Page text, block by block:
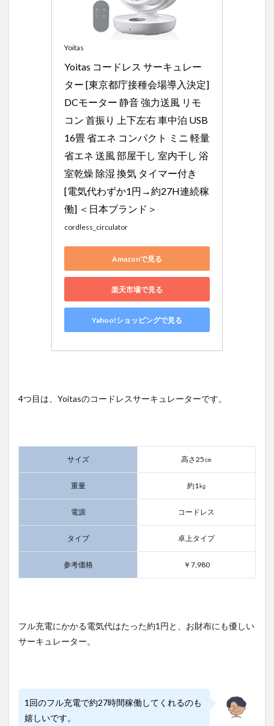
Yoitas
Yoitas コードレス サーキュレー
ター [東京都庁接種会場導入決定]
DCモーター 静音 強力送風 リモ
コン 首振り 上下左右 車中泊 USB
16畳 省エネ コンパクト ミニ 軽量
省エネ 送風 部屋干し 室内干し 浴
室乾燥 除湿 換気 タイマー付き
[電気代わずか1円→約27H連続稼
働] ＜日本ブランド＞
cordless_circulator
Amazonで見る
楽天市場で見る
Yahoo!ショッピングで見る
4つ目は、Yoitasのコードレスサーキュレーターです。
サイズ 高さ25㎝
重量 約1㎏
電源 コードレス
タイプ 卓上タイプ
参考価格 ￥7,980
フル充電にかかる電気代はたった約1円と、お財布にも優しい
サーキュレーター。
1回のフル充電で約27時間稼働してくれるのも
嬉しいです。